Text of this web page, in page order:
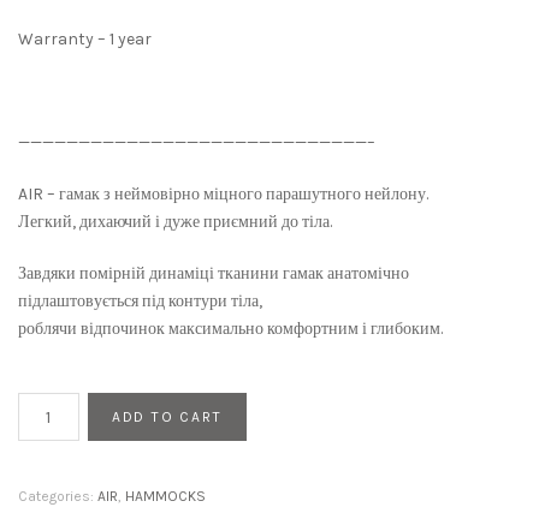
Warranty – 1 year
—————————————————————————————–
AIR – гамак з неймовірно міцного парашутного нейлону.
Легкий, дихаючий і дуже приємний до тіла.
Завдяки помірній динаміці тканини гамак анатомічно
підлаштовується під контури тіла,
роблячи відпочинок максимально комфортним і глибоким.
quantity
ADD TO CART
Categories: AIR, HAMMOCKS